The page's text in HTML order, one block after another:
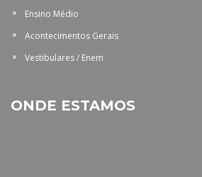
Ensino Médio
Acontecimentos Gerais
Vestibulares / Enem
ONDE ESTAMOS